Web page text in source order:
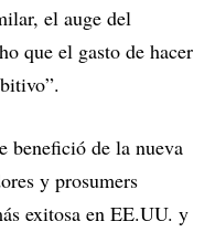
el auge del
que el gasto de hacer
benefició de la nueva
y prosumers
exitosa en EE.UU. y